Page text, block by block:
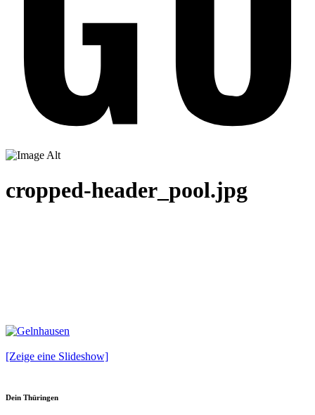
cropped-header_pool.jpg
[Zeige eine Slideshow]
Dein Thüringen